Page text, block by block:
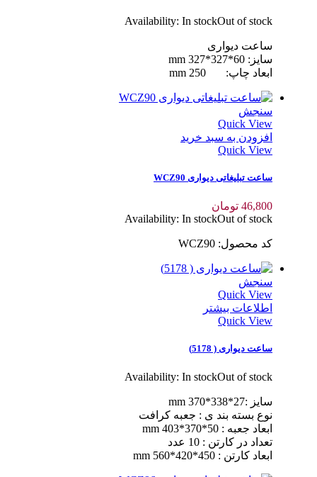
Availability:In stockOut of stock
ساعت دیواری
سایز: 60*327*327 mm
ابعاد چاپ: 250 mm
سنجش
Quick View
افزودن به سبد خرید
Quick View
ساعت تبلیغاتی دیواری WCZ90
46,800 تومان
Availability:In stockOut of stock
کد محصول: WCZ90
سنجش
Quick View
اطلاعات بیشتر
Quick View
ساعت دیواری ( 5178)
Availability:In stockOut of stock
سایز :27*338*370 mm
نوع بسته بند ی : جعبه کرافت
ابعاد جعبه : 50*370*403 mm
تعداد در کارتن : 10 عدد
ابعاد کارتن : 450*420*560 mm